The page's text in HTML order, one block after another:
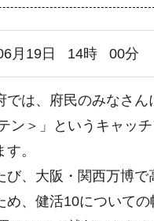
月19日 14時 00分
は、府民のみなさん
ン＞」というキャッ
。
、大阪・関西万博で
め、健活10について